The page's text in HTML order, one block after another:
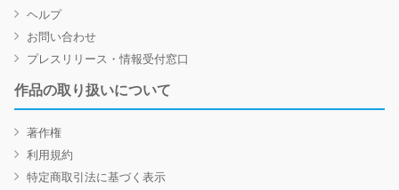
ヘルプ
お問い合わせ
プレスリリース・情報受付窓口
作品の取り扱いについて
著作権
利用規約
特定商取引法に基づく表示